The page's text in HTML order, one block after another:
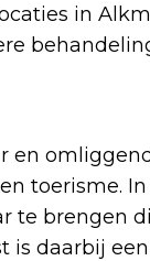
in
en
toerisme. In
te brengen
is daarbij